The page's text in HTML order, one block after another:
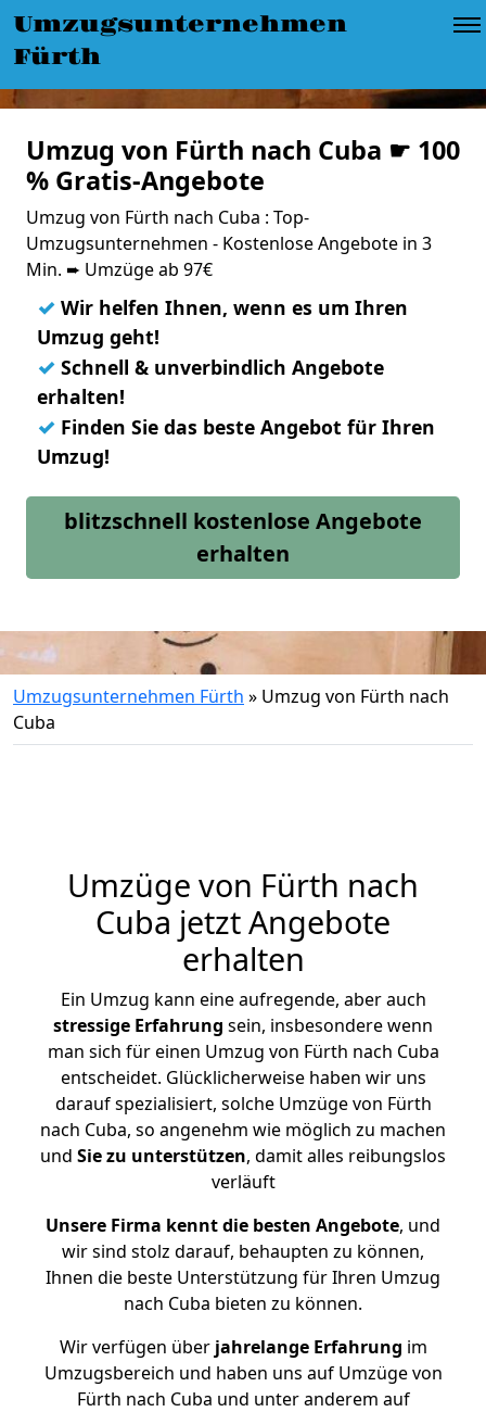
Umzugsunternehmen
Fürth
Umzug von Fürth nach Cuba ☛ 100
% Gratis-Angebote
Umzug von Fürth nach Cuba : Top-
Umzugsunternehmen - Kostenlose Angebote in 3
Min. ➨ Umzüge ab 97€
✓ Wir helfen Ihnen, wenn es um Ihren
Umzug geht!
✓ Schnell & unverbindlich Angebote
erhalten!
✓ Finden Sie das beste Angebot für Ihren
Umzug!
blitzschnell kostenlose Angebote
erhalten
Umzugsunternehmen Fürth » Umzug von Fürth nach
Cuba
Umzüge von Fürth nach
Cuba jetzt Angebote
erhalten
Ein Umzug kann eine aufregende, aber auch
stressige Erfahrung sein, insbesondere wenn
man sich für einen Umzug von Fürth nach Cuba
entscheidet. Glücklicherweise haben wir uns
darauf spezialisiert, solche Umzüge von Fürth
nach Cuba, so angenehm wie möglich zu machen
und Sie zu unterstützen, damit alles reibungslos
verläuft
Unsere Firma kennt die besten Angebote, und
wir sind stolz darauf, behaupten zu können,
Ihnen die beste Unterstützung für Ihren Umzug
nach Cuba bieten zu können.
Wir verfügen überjahrelange Erfahrung im
Umzugsbereich und haben uns auf Umzüge von
Fürth nach Cuba und unter anderem auf